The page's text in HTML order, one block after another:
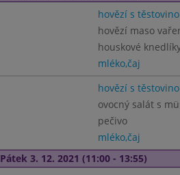
hovězí s
hovězí maso
houskové
mléko,čaj
hovězí s
ovocný salát s
pečivo
mléko,čaj
Pátek 3. 12. 2021 (11:00 - 13:55)